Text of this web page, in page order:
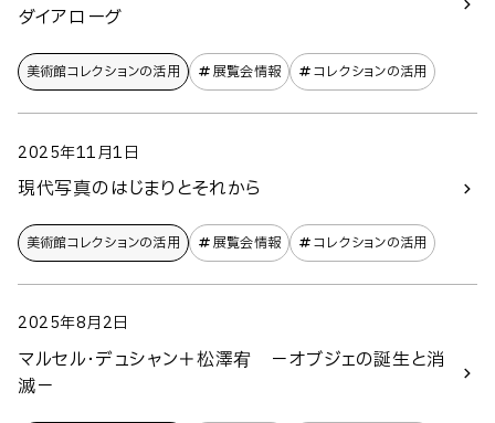
ダイアローグ
美術館コレクションの​活用 展覧会情報 コレクションの活用
2025年11月1日
現代写真のはじまりとそれから
美術館コレクションの​活用 展覧会情報 コレクションの活用
2025年8月2日
マルセル・デュシャン＋松澤宥 －オブジェの誕生と消
滅－